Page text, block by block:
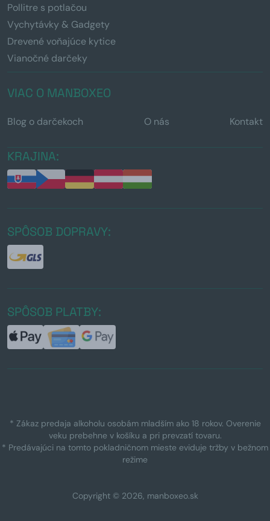
Pollitre s potlačou
Vychytávky & Gadgety
Drevené voňajúce kytice
Vianočné darčeky
VIAC O MANBOXEO
Blog o darčekoch O nás Kontakt
KRAJINA:
SPÔSOB DOPRAVY:
SPÔSOB PLATBY:
* Zákaz predaja alkoholu osobám mladším ako 18 rokov. Overenie
veku prebehne v košíku a pri prevzatí tovaru.
* Predávajúci na tomto pokladničnom mieste eviduje tržby v bežnom
režime
Copyright © 2026, manboxeo.sk